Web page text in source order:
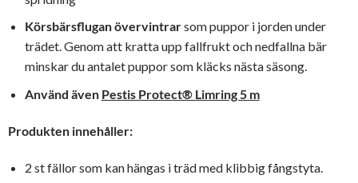
Körsbärsflugan övervintrarsom puppor i jorden under
trädet. Genom att kratta upp fallfrukt och nedfallna bär
minskar du antalet puppor som kläcks nästa säsong.
Använd även Pestis Protect® Limring 5 m
Produkten innehåller:
2 st fällor som kan hängas i träd med klibbig fångstyta.